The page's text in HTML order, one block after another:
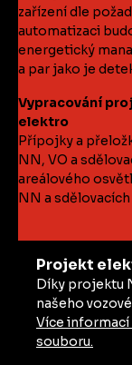
zařízení dle
automatizaci
energetický
a par jako je
Vypracování
elektro
Přípojky a
NN, VO a
areálového
NN a
Projekt
Díky projektu
našeho
Více
souboru.